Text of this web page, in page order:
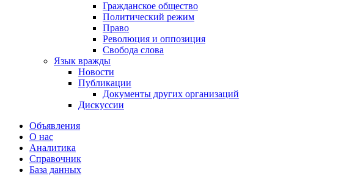
Гражданское общество
Политический режим
Право
Революция и оппозиция
Свобода слова
Язык вражды
Новости
Публикации
Документы других организаций
Дискуссии
Объявления
О нас
Аналитика
Справочник
База данных